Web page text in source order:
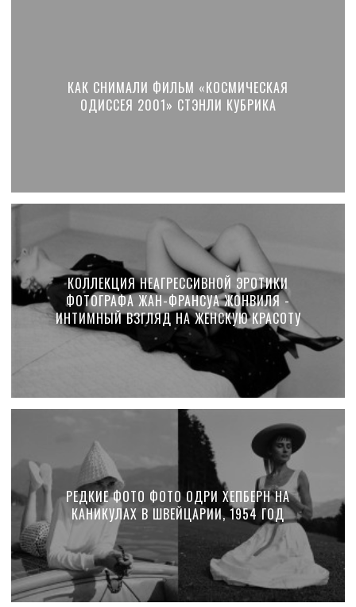
КАК СНИМАЛИ ФИЛЬМ «КОСМИЧЕСКАЯ
ОДИССЕЯ 2001» СТЭНЛИ КУБРИКА
КОЛЛЕКЦИЯ НЕАГРЕССИВНОЙ ЭРОТИКИ
ФОТОГРАФА ЖАН-ФРАНСУА ЖОНВИЛЯ -
ИНТИМНЫЙ ВЗГЛЯД НА ЖЕНСКУЮ КРАСОТУ
РЕДКИЕ ФОТО ФОТО ОДРИ ХЕПБЕРН НА
КАНИКУЛАХ В ШВЕЙЦАРИИ, 1954 ГОД